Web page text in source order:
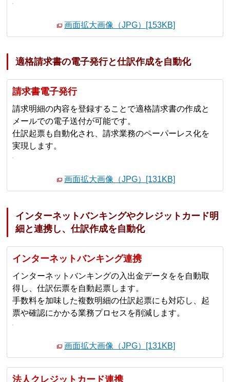
画面拡大画像（JPG）[153KB]
適格請求書の電子発行と仕訳作成を自動化
請求書電子発行
請求明細の内容を登録することで適格請求書の作成と
メールでの電子送付が可能です。
仕訳起票も自動化され、請求業務のペーパーレス化を
実現します。
画面拡大画像（JPG）[131KB]
インターネットバンキングやクレジットカード明
細と連携し、仕訳作成を自動化
インターネットバンキング連携
インターネットバンキングの入出金データをを自動取
得し、仕訳伝票を自動起票します。
手数料を加味した複数明細の仕訳起票にも対応し、起
票や確認にかかる業務プロセスを削減します。
画面拡大画像（JPG）[131KB]
法人クレジットカード連携